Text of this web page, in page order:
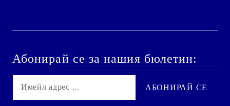
Абонирай се за нашия бюлетин: